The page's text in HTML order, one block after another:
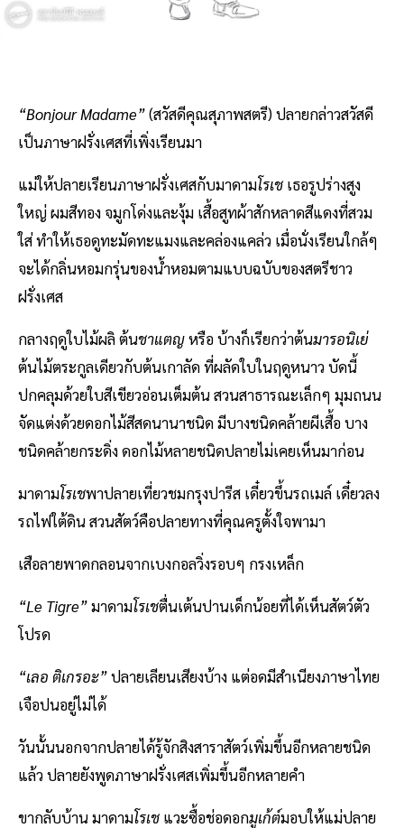
“Bonjour Madame”(สวัสดีคุณสุภาพสตรี) ปลายกล่าวสวัสดี
เป็นภาษาฝรั่งเศสที่เพิ่งเรียนมา
แม่ให้ปลายเรียนภาษาฝรั่งเศสกับมาดามโรเชเธอรูปร่างสูง
ใหญ่ ผมสีทอง จมูกโด่งและงุ้ม เสื้อสูทผ้าสักหลาดสีแดงที่สวม
ใส่ ทำให้เธอดูทะมัดทะแมงและคล่องแคล่ว เมื่อนั่งเรียนใกล้ๆ
จะได้กลิ่นหอมกรุ่นของน้ำหอมตามแบบฉบับของสตรีชาว
ฝรั่งเศส
กลางฤดูใบไม้ผลิ ต้นชาแตญหรือ บ้างก็เรียกว่าต้นมารอนิเย่
ต้นไม้ตระกูลเดียวกับต้นเกาลัด ที่ผลัดใบในฤดูหนาว บัดนี้
ปกคลุมด้วยใบสีเขียวอ่อนเต็มต้น สวนสาธารณะเล็กๆ มุมถนน
จัดแต่งด้วยดอกไม้สีสดนานาชนิด มีบางชนิดคล้ายผีเสื้อ บาง
ชนิดคล้ายกระดิ่ง ดอกไม้หลายชนิดปลายไม่เคยเห็นมาก่อน
มาดามโรเชพาปลายเที่ยวชมกรุงปารีส เดี๋ยวขึ้นรถเมล์ เดี๋ยวลง
รถไฟใต้ดิน สวนสัตว์คือปลายทางที่คุณครูตั้งใจพามา
เสือลายพาดกลอนจากเบงกอลวิ่งรอบๆ กรงเหล็ก
“Le Tigre”มาดามโรเชตื่นเต้นปานเด็กน้อยที่ได้เห็นสัตว์ตัว
โปรด
“เลอ ติเกรอะ”ปลายเลียนเสียงบ้าง แต่อดมีสำเนียงภาษาไทย
เจือปนอยู่ไม่ได้
วันนั้นนอกจากปลายได้รู้จักสิงสาราสัตว์เพิ่มขึ้นอีกหลายชนิด
แล้ว ปลายยังพูดภาษาฝรั่งเศสเพิ่มขึ้นอีกหลายคำ
ขากลับบ้าน มาดามโรเชแวะซื้อช่อดอกมูเก้ต์มอบให้แม่ปลาย